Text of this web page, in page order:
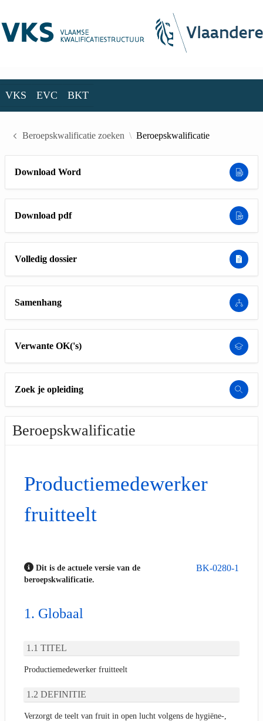
VKS EVC BKT
Beroepskwalificatie zoeken Beroepskwalificatie
Download Word
Download pdf
Volledig dossier
Samenhang
Verwante OK('s)
Zoek je opleiding
Beroepskwalificatie
Productiemedewerker
fruitteelt
BK-0280-1
Dit is de actuele versie van de
beroepskwalificatie.
Globaal
TITEL
Productiemedewerker fruitteelt
DEFINITIE
Verzorgt de teelt van fruit in open lucht volgens de hygiëne-,